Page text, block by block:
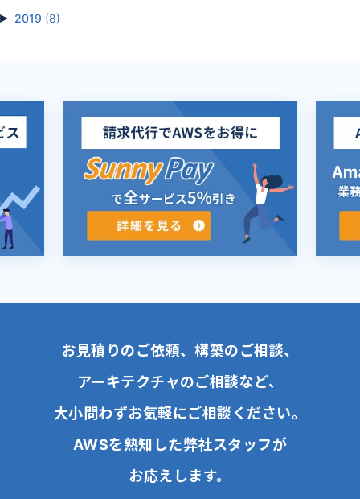
2019 (8)
お見積りのご依頼、構築のご相談、
アーキテクチャのご相談など、
大小問わずお気軽にご相談ください。
AWSを熟知した弊社スタッフが
お応えします。